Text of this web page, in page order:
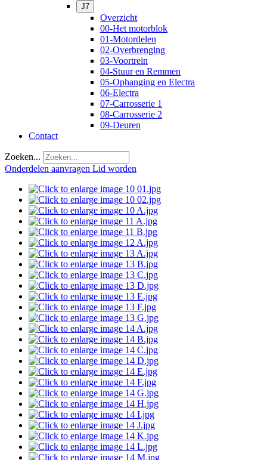
J7
Overzicht
00-Het motorblok
01-Motordelen
02-Overbrenging
03-Voortrein
04-Stuur en Remmen
05-Ophanging en Electra
06-Electra
07-Carrosserie 1
08-Carrosserie 2
09-Deuren
Contact
Zoeken...
Onderdelen aanvragen Lid worden